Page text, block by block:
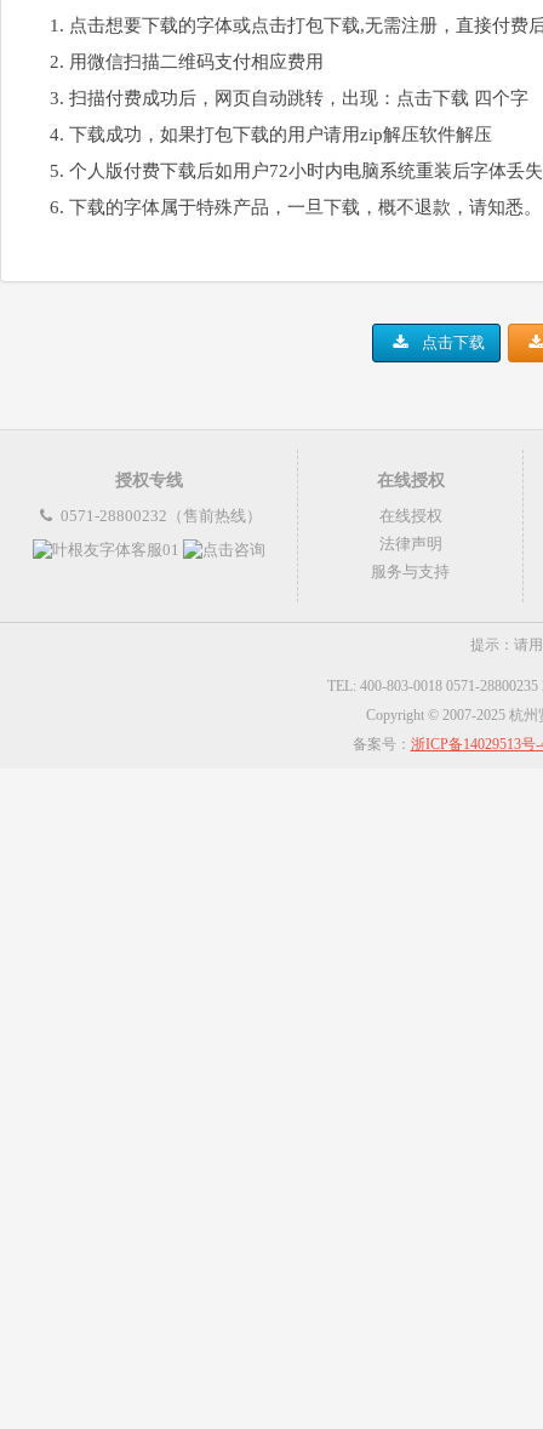
点击想要下载的字体或点击打包下载,无需注册，直接付费
用微信扫描二维码支付相应费用
扫描付费成功后，网页自动跳转，出现：点击下载 四个字
下载成功，如果打包下载的用户请用zip解压软件解压
个人版付费下载后如用户72小时内电脑系统重装后字体丢
下载的字体属于特殊产品，一旦下载，概不退款，请知悉。
点击下载
授权专线
0571-28800232（售前热线）
在线授权
在线授权
法律声明
服务与支持
提示：请
TEL: 400-803-0018 0571-
Copyright © 2007-2025 杭
备案号： 浙ICP备14029513号-